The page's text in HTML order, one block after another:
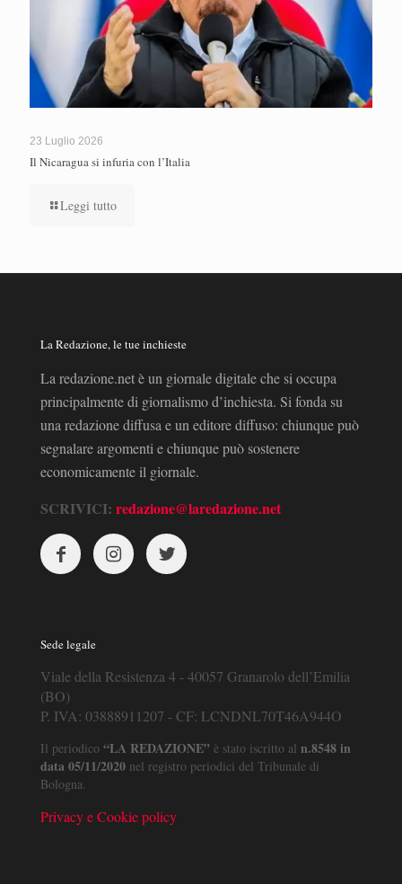
23 Luglio 2026
Il Nicaragua si infuria con l’Italia
Leggi tutto
La Redazione, le tue inchieste
La redazione.net è un giornale digitale che si occupa
principalmente di giornalismo d’inchiesta. Si fonda su
una redazione diffusa e un editore diffuso: chiunque può
segnalare argomenti e chiunque può sostenere
economicamente il giornale.
SCRIVICI: redazione@laredazione.net
Sede legale
Viale della Resistenza 4 - 40057 Granarolo dell’Emilia
(BO)
P. IVA: 03888911207 - CF: LCNDNL70T46A944O
Il periodico “LA REDAZIONE” è stato iscritto al n.8548 in
data 05/11/2020 nel registro periodici del Tribunale di
Bologna.
Privacy e Cookie policy